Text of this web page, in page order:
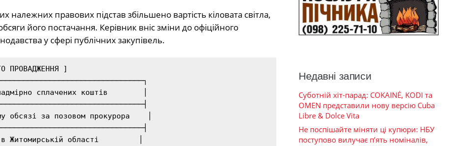
правових підстав збільшено вартість кіловата світла,
його постачання. Керівник вніс зміни до офіційного
у сфері публічних закупівель.
сплачених коштів        │
обсязі за позовом прокурора    │
в Житомирській області         │
Недавні записи
Суботній хіт-парад: COKAINÉ, KODI та
OMEN представили нову версію Cuba
Libre & Dolce Vita
Не поспішайте міняти ці купюри: НБУ
поступово вилучає п’ять номіналів,